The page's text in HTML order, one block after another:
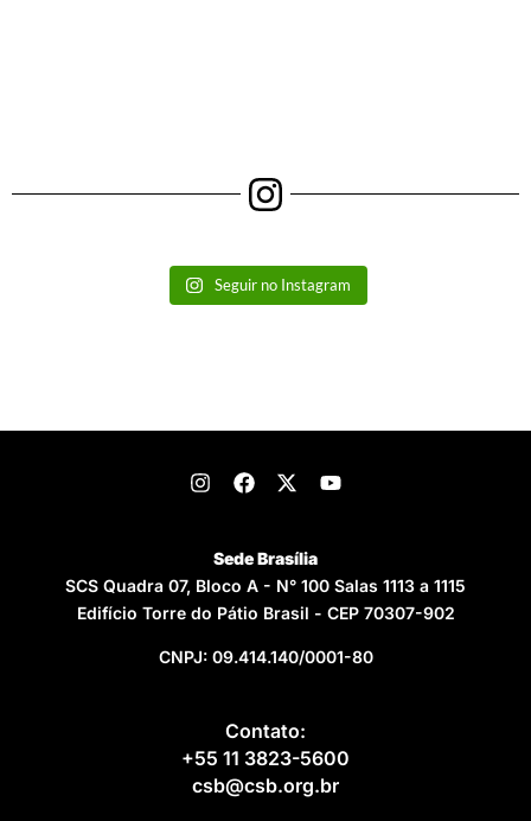
Seguir no Instagram
Sede Brasília
SCS Quadra 07, Bloco A - N° 100 Salas 1113 a 1115
Edifício Torre do Pátio Brasil - CEP 70307-902
CNPJ: 09.414.140/0001-80
Contato:
+55 11 3823-5600
csb@csb.org.br